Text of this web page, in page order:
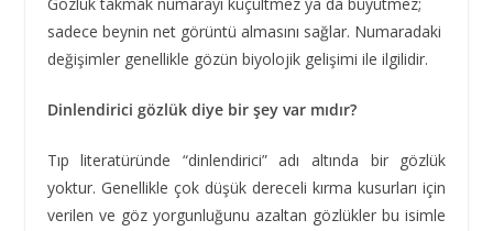
Gözlük takmak numarayı küçültmez ya da büyütmez;
sadece beynin net görüntü almasını sağlar. Numaradaki
değişimler genellikle gözün biyolojik gelişimi ile ilgilidir.
Dinlendirici gözlük diye bir şey var mıdır?
Tıp literatüründe “dinlendirici” adı altında bir gözlük
yoktur. Genellikle çok düşük dereceli kırma kusurları için
verilen ve göz yorgunluğunu azaltan gözlükler bu isimle